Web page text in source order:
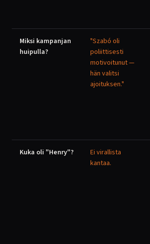
Miksi kampanjan
huipulla?
"Szabó oli
poliittisesti
motivoitunut —
hän valitsi
ajoituksen."
Kuka oli "Henry"?
Ei virallista
kantaa.